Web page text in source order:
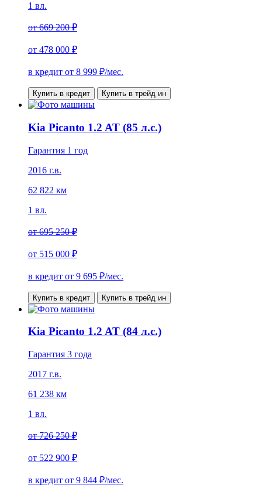
1 вл.
от669 200 ₽
от 478 000 ₽
в кредит от 8 999 ₽/мес.
Купить в кредит Купить в трейд ин
Kia Picanto 1.2 AT (85 л.с.)
Гарантия 1 год
2016 г.в.
62 822 км
1 вл.
от695 250 ₽
от 515 000 ₽
в кредит от 9 695 ₽/мес.
Купить в кредит Купить в трейд ин
Kia Picanto 1.2 AT (84 л.с.)
Гарантия 3 года
2017 г.в.
61 238 км
1 вл.
от726 250 ₽
от 522 900 ₽
в кредит от 9 844 ₽/мес.